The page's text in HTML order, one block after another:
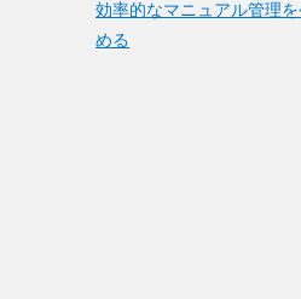
効率的なマニュアル管理
める